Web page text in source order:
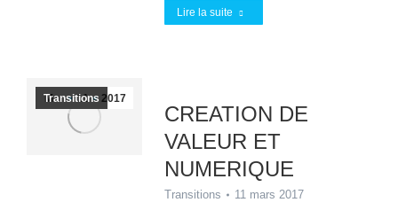
Lire la suite
Mar 11 2017
Transitions
CREATION DE
VALEUR ET
NUMERIQUE
Transitions 11 mars 2017